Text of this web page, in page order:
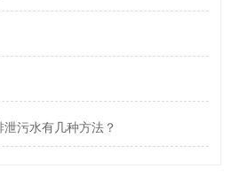
污水有几种方法？